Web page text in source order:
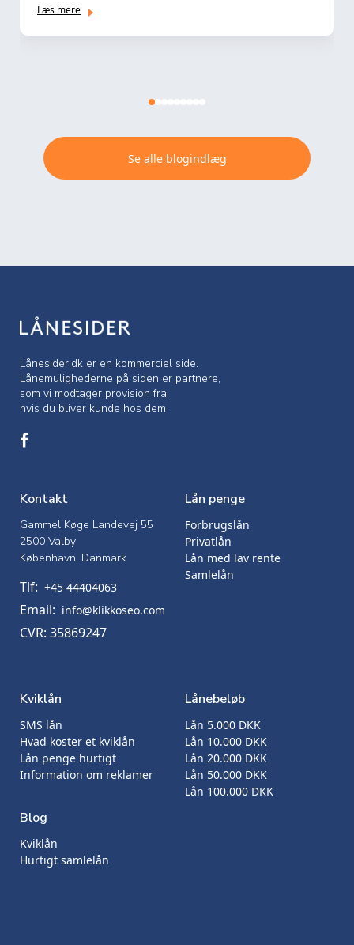
Læs mere
Se alle blogindlæg
Lånesider.dk er en kommerciel side.
Lånemulighederne på siden er partnere,
som vi modtager provision fra,
hvis du bliver kunde hos dem
Kontakt
Gammel Køge Landevej 55
2500 Valby
København, Danmark
Tlf: +45 44404063
Email: info@klikkoseo.com
CVR: 35869247
Lån penge
Forbrugslån
Privatlån
Lån med lav rente
Samlelån
Kviklån
SMS lån
Hvad koster et kviklån
Lån penge hurtigt
Information om reklamer
Blog
Kviklån
Hurtigt samlelån
Lånebeløb
Lån 5.000 DKK
Lån 10.000 DKK
Lån 20.000 DKK
Lån 50.000 DKK
Lån 100.000 DKK